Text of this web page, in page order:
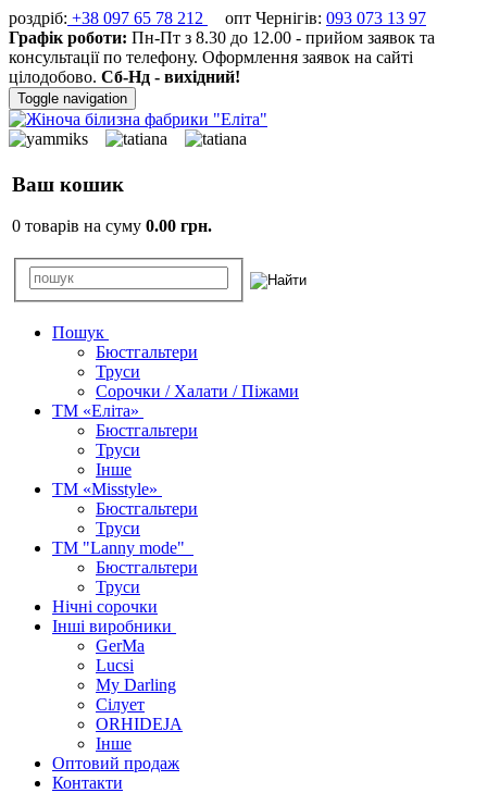
роздріб: +38 097 65 78 212 опт Чернігів: 093 073 13 97
Графік роботи: Пн-Пт з 8.30 до 12.00 - прийом заявок та
консультації по телефону. Оформлення заявок на сайті
цілодобово. Сб-Нд - вихідний!
Toggle navigation
Ваш кошик
0 товарів на суму 0.00 грн.
Пошук
Бюстгальтери
Труси
Сорочки / Халати / Піжами
ТМ «Еліта»
Бюстгальтери
Труси
Інше
ТМ «Misstyle»
Бюстгальтери
Труси
ТМ "Lanny mode"
Бюстгальтери
Труси
Нічні сорочки
Інші виробники
GerMa
Lucsi
My Darling
Сілует
ORHIDEJA
Інше
Оптовий продаж
Контакти